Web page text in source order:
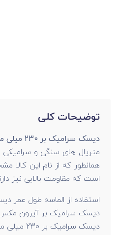
توضیحات کلی
دیسک سرامیک بر 230 میلی متری آیرون مکس
متریال های سنگی و
است که مقاومت بالایی نیز
دیسک سرامیک بر 230 میلی متری را به روش آهنگری HOT PRESS تولید کرده است. این دیسک سرامیک بر تحت استاندارد اروپایی OSA تولید شده است.